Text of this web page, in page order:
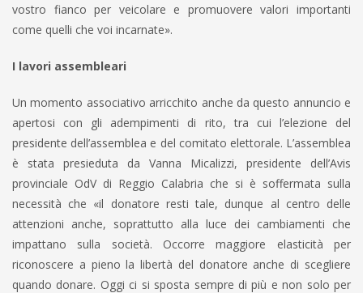
vostro fianco per veicolare e promuovere valori importanti
come quelli che voi incarnate».
I lavori assembleari
Un momento associativo arricchito anche da questo annuncio e
apertosi con gli adempimenti di rito, tra cui l’elezione del
presidente dell’assemblea e del comitato elettorale. L’assemblea
è stata presieduta da Vanna Micalizzi, presidente dell’Avis
provinciale OdV di Reggio Calabria che si è soffermata sulla
necessità che «il donatore resti tale, dunque al centro delle
attenzioni anche, soprattutto alla luce dei cambiamenti che
impattano sulla società. Occorre maggiore elasticità per
riconoscere a pieno la libertà del donatore anche di scegliere
quando donare. Oggi ci si sposta sempre di più e non solo per